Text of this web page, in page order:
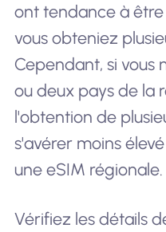
ont tendance à être
vous obteniez
Cependant, si vous
ou deux pays de la
l'obtention de
s'avérer moins
une eSIM régionale.
Vérifiez les détails